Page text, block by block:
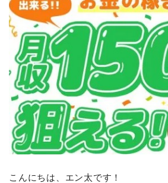
こんにちは、エン太です！